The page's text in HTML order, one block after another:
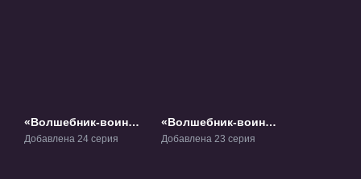
«Волшебник-воин
Орфен» ТВ-1
Добавлена 24 серия
«Волшебник-воин
Орфен 2» ТВ-2
Добавлена 23 серия